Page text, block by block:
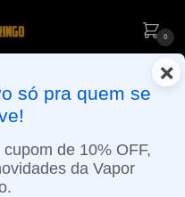
0
(SEG A SEX): PEDIDOS
VIA MOTOBOY
×
só pra quem se
de 10% OFF,
da Vapor